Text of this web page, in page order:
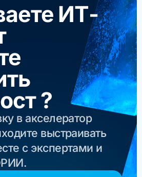
ИТ-
?
в акселератор
выстраивать
с экспертами и